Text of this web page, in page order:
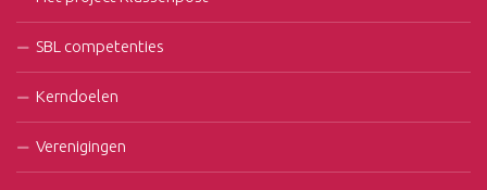
SBL competenties
Kerndoelen
Verenigingen